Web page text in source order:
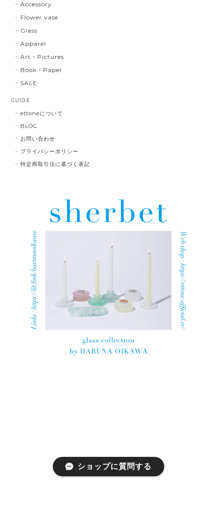
Accessory
Flower vase
Glass
Apparel
Art・Pictures
Book・Paper
SALE
GUIDE
ettoneについて
BLOG
お問い合わせ
プライバシーポリシー
特定商取引法に基づく表記
ショップに質問する